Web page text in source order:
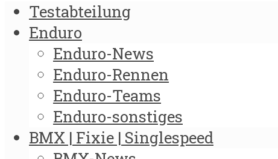
Testabteilung
Enduro
Enduro-News
Enduro-Rennen
Enduro-Teams
Enduro-sonstiges
BMX | Fixie | Singlespeed